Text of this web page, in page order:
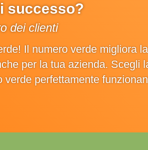
successo?
dei clienti
Il numero verde migliora
per la tua azienda. Scegli
perfettamente